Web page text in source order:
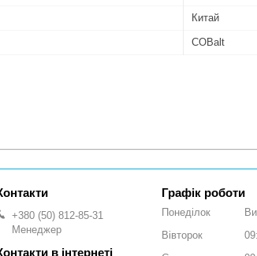
Китай
COBalt
+380 (50) 812-85-31
Менеджер
Графік роботи
Понеділок
Вівторок